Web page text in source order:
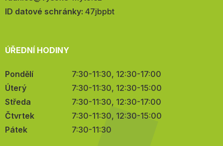
mail:
ID datové schránky: 47jbpbt
ÚŘEDNÍ HODINY
Pondělí
7:30-11:30, 12:30-17:00
Úterý
7:30-11:30, 12:30-15:00
Středa
7:30-11:30, 12:30-17:00
Čtvrtek
7:30-11:30, 12:30-15:00
Pátek
7:30-11:30